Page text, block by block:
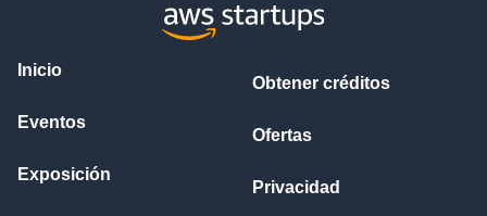
Inicio
Eventos
Exposición
Obtener créditos
Ofertas
Privacidad